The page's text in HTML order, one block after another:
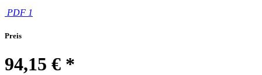
PDF 1
Preis
94,15 € *